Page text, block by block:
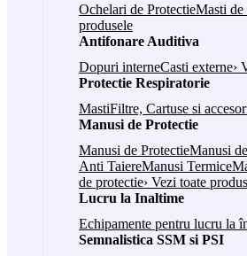
Ochelari de ProtectieMasti de
produsele
Antifonare Auditiva
Dopuri interneCasti externe›
Protectie Respiratorie
MastiFiltre, Cartuse si
Manusi de Protectie
Manusi de ProtectieManusi
Anti TaiereManusi Termice
de protectie› Vezi toate
Lucru la Inaltime
Echipamente pentru lucru la
Semnalistica SSM si PSI